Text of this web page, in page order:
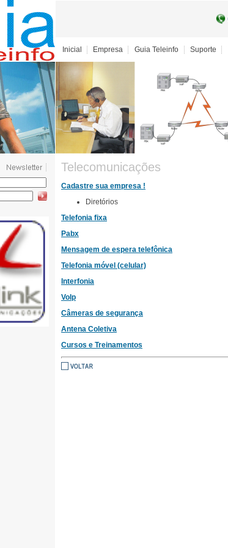
Inicial Empresa Guia Teleinfo Suporte
Telecomunicações
Cadastre sua empresa !
Diretórios
Telefonia fixa
Pabx
Mensagem de espera telefônica
Telefonia móvel (celular)
Interfonia
VoIp
Câmeras de segurança
Antena Coletiva
Cursos e Treinamentos